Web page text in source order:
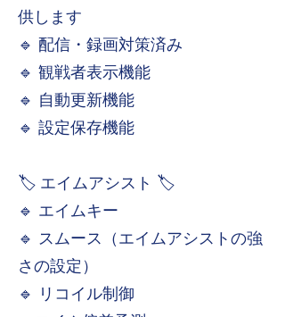
供します
🔹 配信・録画対策済み
🔹 観戦者表示機能
🔹 自動更新機能
🔹 設定保存機能
🏷️ エイムアシスト 🏷️
🔹 エイムキー
🔹 スムース（エイムアシストの強
さの設定）
🔹 リコイル制御